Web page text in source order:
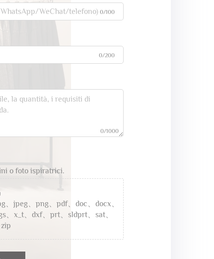
0/100
0/200
0/1000
o foto ispiratrici.
jpeg、png、pdf、doc、docx、
、x_t、dxf、prt、sldprt、sat、